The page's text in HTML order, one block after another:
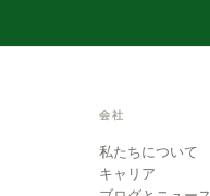
会社
私たちについて
キャリア